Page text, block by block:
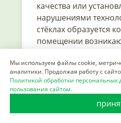
качества или
нарушениями
стёклах образуется
помещении
промерзают, может
Можно ли
Мы используем файлы cookie,
аналитики. Продолжая работу с
Политикой обработки персональных
пользования сайтом.